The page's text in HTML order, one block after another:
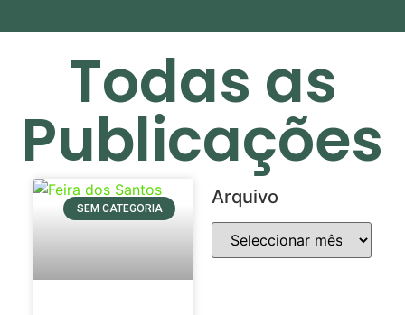
Todas as
Publicações
SEM CATEGORIA
Arquivo